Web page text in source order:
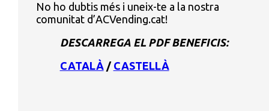
No ho dubtis més i uneix-te a la nostra
comunitat d’ACVending.cat!
DESCARREGA EL PDF BENEFICIS:
CATALÀ/ CASTELLÀ